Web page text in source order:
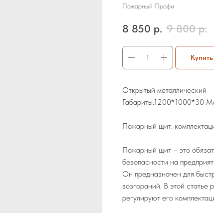
Пожарный Профи
8 850 р. 9 800 р.
Купить
Открытый металлический
Габариты:1200*1000*30
Пожарный щит:
Пожарный щит – это
безопасности на
Он предназначен для
возгораний. В этой
регулируют его